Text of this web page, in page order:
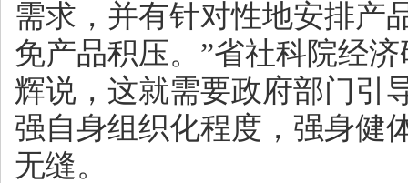
需求，并有针对性地安排产
免产品积压。”省社科院经
辉说，这就需要政府部门引
强自身组织化程度，强身健
无缝。